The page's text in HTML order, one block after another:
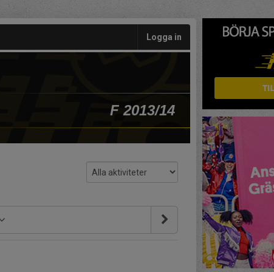
Logga in
F 2013/14